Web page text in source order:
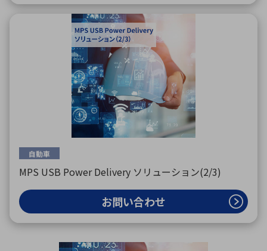
自動車
MPS USB Power Delivery ソリューション(2/3)
お問い合わせ